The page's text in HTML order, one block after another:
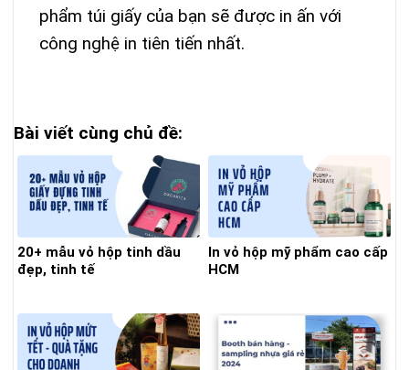
phẩm túi giấy của bạn sẽ được in ấn với
công nghệ in tiên tiến nhất.
Bài viết cùng chủ đề:
20+ mẫu vỏ hộp tinh dầu
đẹp, tinh tế
In vỏ hộp mỹ phẩm cao cấp
HCM